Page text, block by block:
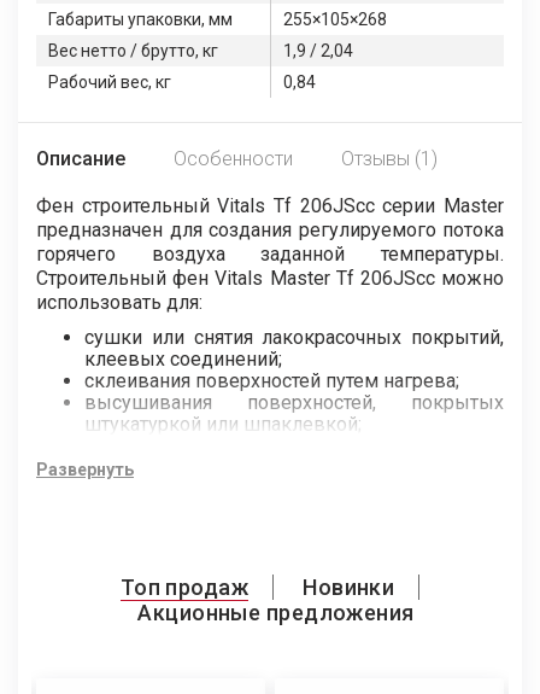
Габариты упаковки, мм
255×105×268
Вес нетто / брутто, кг
1,9 / 2,04
Рабочий вес, кг
0,84
Описание Особенности Отзывы (1)
Фен строительный Vitals Tf 206JScc серии Master
предназначен для создания регулируемого потока
горячего воздуха заданной температуры.
Строительный фен Vitals Master Tf 206JScc можно
использовать для:
сушки или снятия лакокрасочных покрытий,
клеевых соединений;
склеивания поверхностей путем нагрева;
высушивания поверхностей, покрытых
штукатуркой или шпаклевкой;
за исключением горючих;
размораживания труб;
разъема резьбовых соединений;
пайки;
Развернуть
Топ продаж
Новинки
Акционные предложения